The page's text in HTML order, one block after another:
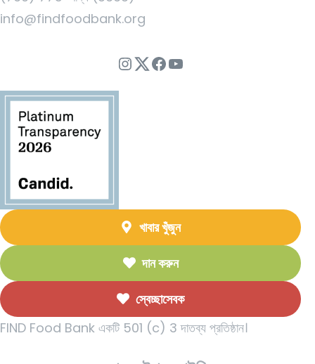
info@findfoodbank.org
ইনস্টাগ্রাম
Twitter
ফেসবুকইউটিউব
খাবার খুঁজুন
দান করুন
স্বেচ্ছাসেবক
FIND Food Bank একটি 501 (c) 3 দাতব্য প্রতিষ্ঠান।